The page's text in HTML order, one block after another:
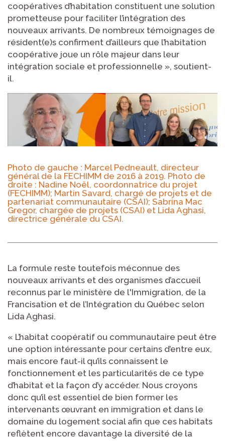
coopératives d’habitation constituent une solution
prometteuse pour faciliter l’intégration des
nouveaux arrivants. De nombreux témoignages de
résident(e)s confirment d’ailleurs que l’habitation
coopérative joue un rôle majeur dans leur
intégration sociale et professionnelle », soutient-
il.
Photo de gauche : Marcel Pedneault, directeur
général de la FECHIMM de 2016 à 2019. Photo de
droite : Nadine Noël, coordonnatrice du projet
(FECHIMM); Martin Savard, chargé de projets et de
partenariat communautaire (CSAI); Sabrina Mac
Gregor, chargée de projets (CSAI) et Lida Aghasi,
directrice générale du CSAI.
La formule reste toutefois méconnue des
nouveaux arrivants et des organismes d’accueil
reconnus par le ministère de l'Immigration, de la
Francisation et de l’Intégration du Québec selon
Lida Aghasi.
« L’habitat coopératif ou communautaire peut être
une option intéressante pour certains d’entre eux,
mais encore faut-il qu’ils connaissent le
fonctionnement et les particularités de ce type
d’habitat et la façon d’y accéder. Nous croyons
donc qu’il est essentiel de bien former les
intervenants œuvrant en immigration et dans le
domaine du logement social afin que ces habitats
reflètent encore davantage la diversité de la